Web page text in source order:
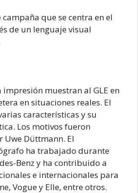
que se centra en el
de un lenguaje visual
impresión muestran al GLE en
en situaciones reales. El
características y su
Los motivos fueron
Düttmann. El
ha trabajado durante
Benz y ha contribuido a
e internacionales para
Vogue y Elle, entre otros.